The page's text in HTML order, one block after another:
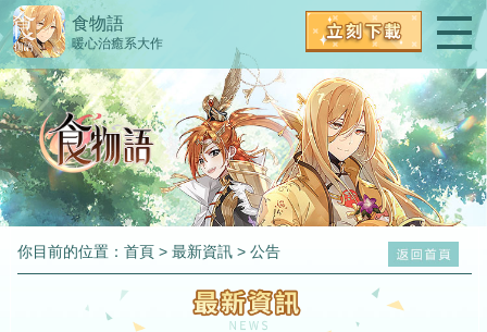
食物語
暖心治癒系大作
你目前的位置：首頁 >最新資訊 >公告